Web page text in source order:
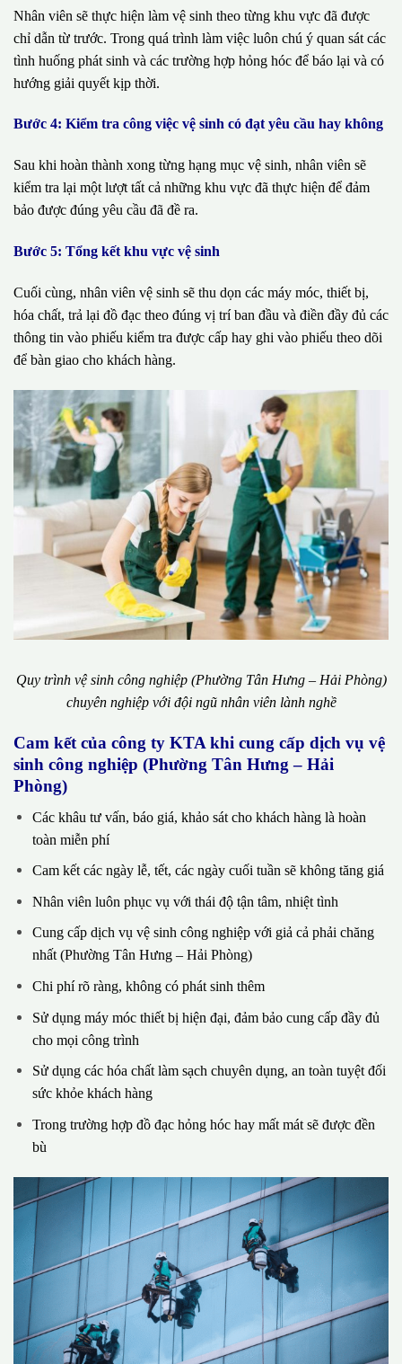
Nhân viên sẽ thực hiện làm vệ sinh theo từng khu vực đã được
chỉ dẫn từ trước. Trong quá trình làm việc luôn chú ý quan sát các
tình huống phát sinh và các trường hợp hỏng hóc để báo lại và có
hướng giải quyết kịp thời.
Bước 4: Kiểm tra công việc vệ sinh có đạt yêu cầu hay không
Sau khi hoàn thành xong từng hạng mục vệ sinh, nhân viên sẽ
kiểm tra lại một lượt tất cả những khu vực đã thực hiện để đảm
bảo được đúng yêu cầu đã đề ra.
Bước 5: Tổng kết khu vực vệ sinh
Cuối cùng, nhân viên vệ sinh sẽ thu dọn các máy móc, thiết bị,
hóa chất, trả lại đồ đạc theo đúng vị trí ban đầu và điền đầy đủ các
thông tin vào phiếu kiểm tra được cấp hay ghi vào phiếu theo dõi
để bàn giao cho khách hàng.
Quy trình vệ sinh công nghiệp (Phường Tân Hưng – Hải Phòng)
chuyên nghiệp với đội ngũ nhân viên lành nghề
Cam kết của công ty KTA khi cung cấp dịch vụ vệ
sinh công nghiệp (Phường Tân Hưng – Hải
Phòng)
Các khâu tư vấn, báo giá, khảo sát cho khách hàng là hoàn
toàn miễn phí
Cam kết các ngày lễ, tết, các ngày cuối tuần sẽ không tăng giá
Nhân viên luôn phục vụ với thái độ tận tâm, nhiệt tình
Cung cấp dịch vụ vệ sinh công nghiệp với giả cả phải chăng
nhất (Phường Tân Hưng – Hải Phòng)
Chi phí rõ ràng, không có phát sinh thêm
Sử dụng máy móc thiết bị hiện đại, đảm bảo cung cấp đầy đủ
cho mọi công trình
Sử dụng các hóa chất làm sạch chuyên dụng, an toàn tuyệt đối
sức khỏe khách hàng
Trong trường hợp đồ đạc hỏng hóc hay mất mát sẽ được đền
bù